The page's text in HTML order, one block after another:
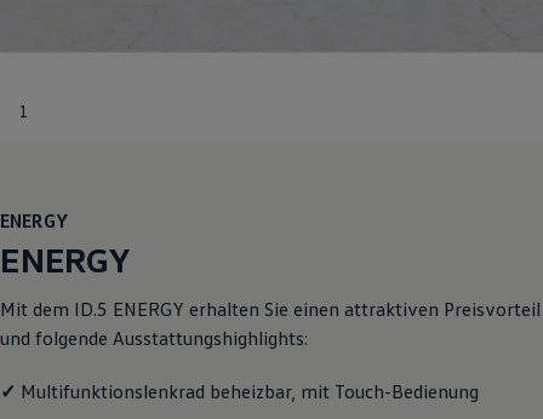
Digitale Extras
Dienste für Ihr Modell finden
Volkswagen Apps, Login und Shop
Handy und Fahrzeug verbinden
Über Ihr Auto
1
ENERGY
ENERGY
Mit dem ID.5 ENERGY erhalten Sie einen attraktiven Preisvorteil
und folgende Ausstattungshighlights:
✓ Multifunktionslenkrad beheizbar, mit Touch-Bedienung